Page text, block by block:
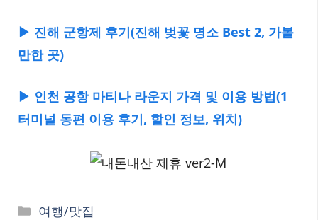
▶ 진해 군항제 후기(진해 벚꽃 명소 Best 2, 가볼
만한 곳)
▶ 인천 공항 마티나 라운지 가격 및 이용 방법(1
터미널 동편 이용 후기, 할인 정보, 위치)
카
여행/맛집